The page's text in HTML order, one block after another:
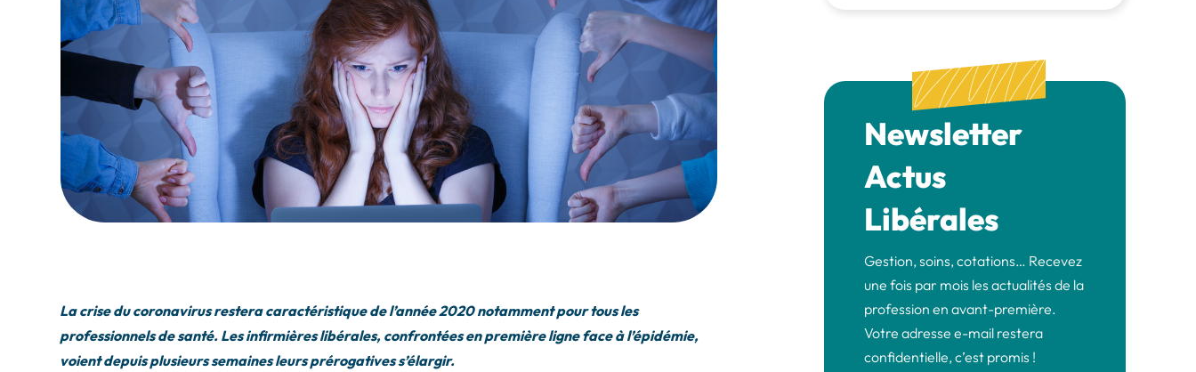
La crise du coronavirus restera caractéristique de l’année 2020 notamment pour tous les
professionnels de santé. Les infirmières libérales, confrontées en première ligne face à l’épidémie,
voient depuis plusieurs semaines leurs prérogatives s’élargir.
Newsletter
Actus
Libérales
Gestion, soins, cotations… Recevez
une fois par mois les actualités de la
profession en avant-première.
Votre adresse e-mail restera
confidentielle, c’est promis !